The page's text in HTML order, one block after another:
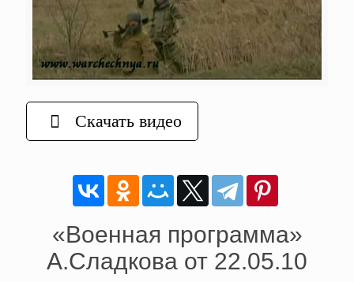
Скачать видео
«Военная программа»
А.Сладкова от 22.05.10